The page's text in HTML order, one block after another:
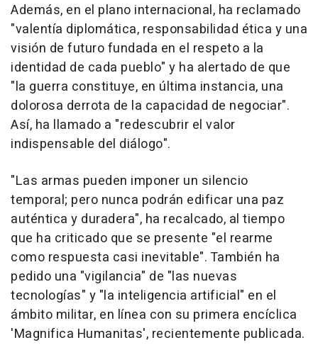
Además, en el plano internacional, ha reclamado
"valentía diplomática, responsabilidad ética y una
visión de futuro fundada en el respeto a la
identidad de cada pueblo" y ha alertado de que
"la guerra constituye, en última instancia, una
dolorosa derrota de la capacidad de negociar".
Así, ha llamado a "redescubrir el valor
indispensable del diálogo".
"Las armas pueden imponer un silencio
temporal; pero nunca podrán edificar una paz
auténtica y duradera", ha recalcado, al tiempo
que ha criticado que se presente "el rearme
como respuesta casi inevitable". También ha
pedido una "vigilancia" de "las nuevas
tecnologías" y "la inteligencia artificial" en el
ámbito militar, en línea con su primera encíclica
'Magnifica Humanitas', recientemente publicada.